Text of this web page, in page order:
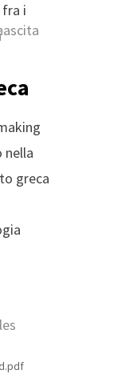
fra i
nella
greca